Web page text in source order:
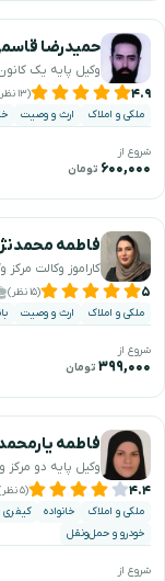
حمیدرضا
وکیل پایه یک
۴.۹ (۱۳ نظر)
ملکی و املاک ارث و وصیت
شروع از
۶۰۰,۰۰۰ تومان
فاطمه
کاراموز وکالت
۵ (۱۵ نظر)
ملکی و املاک ارث و وصیت
شروع از
۳۹۹,۰۰۰ تومان
فاطمه
وکیل پایه دو مرکز
۴.۴ (۵ نظر)
ملکی و املاک خانواده کیفری
خودرو و حمل‌ونقل
شروع از